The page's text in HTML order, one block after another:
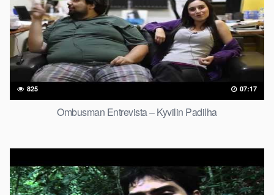
825 07:17
Ombusman Entrevista – Kyvilin Padilha